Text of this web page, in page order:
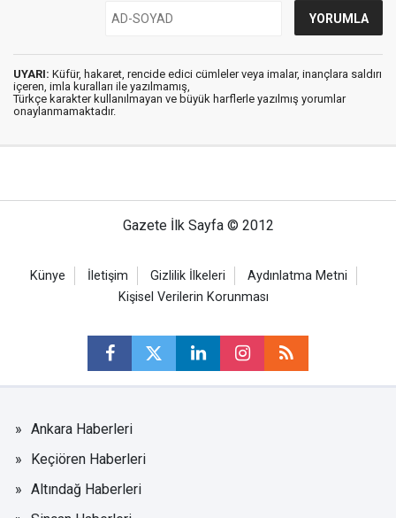
UYARI: Küfür, hakaret, rencide edici cümleler veya imalar, inançlara saldırı
içeren, imla kuralları ile yazılmamış,
Türkçe karakter kullanılmayan ve büyük harflerle yazılmış yorumlar
onaylanmamaktadır.
Gazete İlk Sayfa © 2012
Künye İletişim Gizlilik İlkeleri
Aydınlatma Metni
Kişisel Verilerin Korunması
Ankara Haberleri
Keçiören Haberleri
Altındağ Haberleri